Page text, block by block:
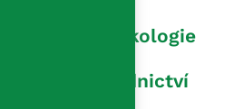
Gynekologie
porodnictví